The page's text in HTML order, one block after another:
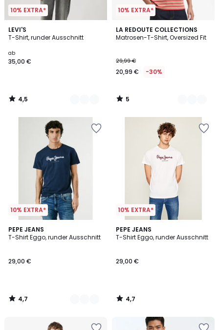
10% EXTRA*
LEVI'S
T-Shirt, runder Ausschnitt
ab
35,00 €
4,5
/ 5
5
Farben
4,5
/
10% EXTRA*
LA REDOUTE COLLECTIONS
Matrosen-T-Shirt, Oversized Fit
29,99 €
20,99 € -30%
5
/
2
Farben
5
/
10% EXTRA*
PEPE JEANS
T-Shirt Eggo, runder Ausschnitt
29,00 €
4,7
/ 5
2
Farben
4,7
/
10% EXTRA*
PEPE JEANS
T-Shirt Eggo, runder Ausschnitt
29,00 €
4,7
/ 5
4,7
/